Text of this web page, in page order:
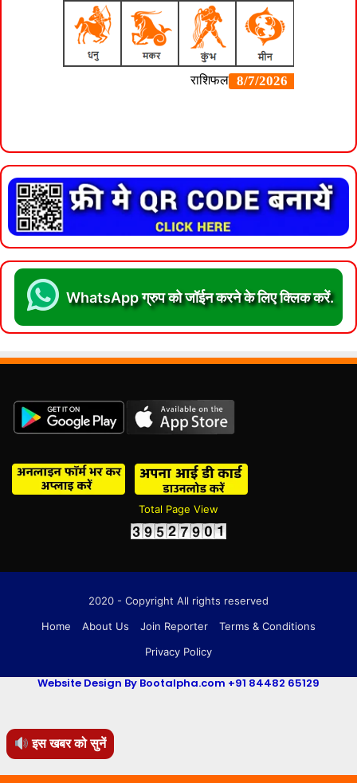
इस खबर को सुनें
WhatsApp ग्रुप को जॉईन करने के लिए क्लिक करें.
Total Page View
2020 - Copyright All rights reserved
Home
About Us Join Reporter
Terms & Conditions
Privacy Policy
Website Design By Bootalpha.com +91 84482 65129